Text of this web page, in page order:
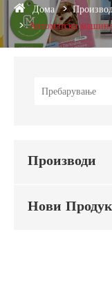
Дома
Автоматска
Производи
Нови